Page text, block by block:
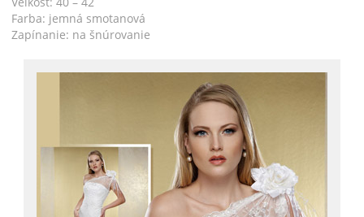
Farba: jemná smotanová
Zapínanie: na šnúrovanie